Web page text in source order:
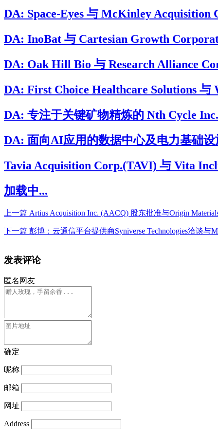
DA: Space-Eyes 与 McKinley
DA: InoBat 与 Cartesian Growth
DA: Oak Hill Bio 与 Research Alliance
DA: First Choice Healthcare Solutions
DA: 专注于关键矿物精炼的 Nth Cycle
DA: 面向AI应用的数据中心及电力基础
Tavia Acquisition Corp.(TAVI) 与 Vita
加载中...
上一篇 Artius Acquisition Inc. (AACQ) 股东批准与Origin
下一篇 彭博：云通信平台提供商Syniverse Technologies洽谈与
发表评论
匿名网友
确定
昵称
邮箱
网址
Address